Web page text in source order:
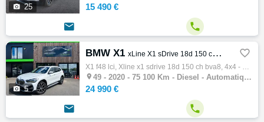
 25 15 490 €
 
 5
BMW X1 xLine X1 sDrive 18d 150 ch BVA8 
X1 f48 lci, Xline x1 sdrive 18d 150 ch bva8, 4x4 - s.u.v, 03/2020, 150ch, 8cv, 75100 km, 5 portes, 5 places, Clim. auto, Diesel, Boite de v…
 49 - 2020 - 75 100 Km - Diesel - Automatique - 4x4 - S.U.V
24 990 €
 